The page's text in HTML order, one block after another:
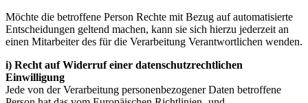
Möchte die betroffene Person Rechte mit Bezug auf automatisierte
Entscheidungen geltend machen, kann sie sich hierzu jederzeit an
einen Mitarbeiter des für die Verarbeitung Verantwortlichen wenden.
i) Recht auf Widerruf einer datenschutzrechtlichen
Einwilligung
Jede von der Verarbeitung personenbezogener Daten betroffene